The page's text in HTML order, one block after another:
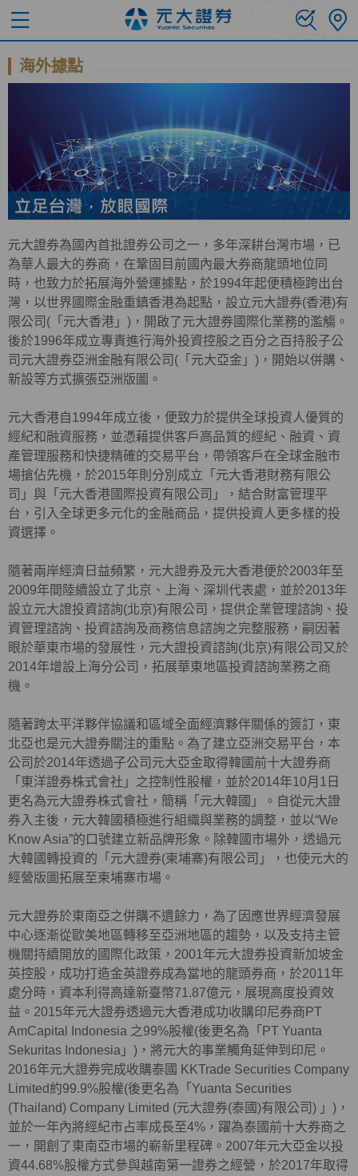
海外據點
元大證券為國內首批證券公司之一，多年深耕台灣市場，已
為華人最大的券商，在鞏固目前國內最大券商龍頭地位同
時，也致力於拓展海外營運據點，於1994年起便積極跨出台
灣，以世界國際金融重鎮香港為起點，設立元大證券(香港)有
限公司(「元大香港」)，開啟了元大證券國際化業務的濫觴。
後於1996年成立專責進行海外投資控股之百分之百持股子公
司元大證券亞洲金融有限公司(「元大亞金」)，開始以併購、
新設等方式擴張亞洲版圖。
元大香港自1994年成立後，便致力於提供全球投資人優質的
經紀和融資服務，並憑藉提供客戶高品質的經紀、融資、資
產管理服務和快捷精確的交易平台，帶領客戶在全球金融市
場搶佔先機，於2015年則分別成立「元大香港財務有限公
司」與「元大香港國際投資有限公司」，結合財富管理平
台，引入全球更多元化的金融商品，提供投資人更多樣的投
資選擇。
隨著兩岸經濟日益頻繁，元大證券及元大香港便於2003年至
2009年間陸續設立了北京、上海、深圳代表處，並於2013年
設立元大證投資諮詢(北京)有限公司，提供企業管理諮詢、投
資管理諮詢、投資諮詢及商務信息諮詢之完整服務，嗣因著
眼於華東市場的發展性，元大證投資諮詢(北京)有限公司又於
2014年增設上海分公司，拓展華東地區投資諮詢業務之商
機。
隨著跨太平洋夥伴協議和區域全面經濟夥伴關係的簽訂，東
北亞也是元大證券關注的重點。為了建立亞洲交易平台，本
公司於2014年透過子公司元大亞金取得韓國前十大證券商
「東洋證券株式會社」之控制性股權，並於2014年10月1日
更名為元大證券株式會社，簡稱「元大韓國」。自從元大證
券入主後，元大韓國積極進行組織與業務的調整，並以“We
Know Asia”的口號建立新品牌形象。除韓國市場外，透過元
大韓國轉投資的「元大證券(柬埔寨)有限公司」，也使元大的
經營版圖拓展至柬埔寨市場。
元大證券於東南亞之併購不遺餘力，為了因應世界經濟發展
中心逐漸從歐美地區轉移至亞洲地區的趨勢，以及支持主管
機關持續開放的國際化政策，2001年元大證券投資新加坡金
英控股，成功打造金英證券成為當地的龍頭券商，於2011年
處分時，資本利得高達新臺幣71.87億元，展現高度投資效
益。2015年元大證券透過元大香港成功收購印尼券商PT
AmCapital Indonesia 之99%股權(後更名為「PT Yuanta
Sekuritas Indonesia」)，將元大的事業觸角延伸到印尼。
2016年元大證券完成收購泰國 KKTrade Securities Company
Limited約99.9%股權(後更名為「Yuanta Securities
(Thailand) Company Limited (元大證券(泰國)有限公司) 」)，
並於一年內將經紀市占率成長至4%，躍為泰國前十大券商之
一，開創了東南亞市場的嶄新里程碑。2007年元大亞金以投
資44.68%股權方式參與越南第一證券之經營，於2017年取得